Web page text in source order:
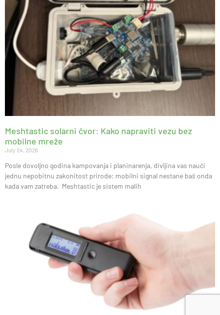
Meshtastic solarni čvor: Kako napraviti vezu bez
mobilne mreže
July 24, 2026
Posle dovoljno godina kampovanja i planinarenja, divljina vas nauči
jednu nepobitnu zakonitost prirode: mobilni signal nestane baš onda
kada vam zatreba. Meshtastic je sistem malih